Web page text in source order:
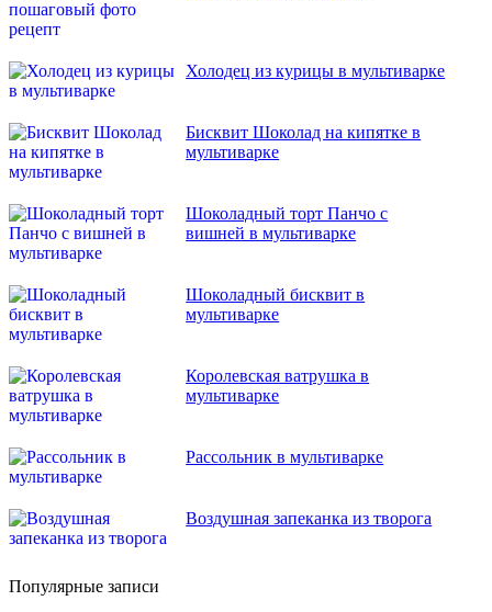
Холодец из курицы в мультиварке
Бисквит Шоколад на кипятке в
мультиварке
Шоколадный торт Панчо с
вишней в мультиварке
Шоколадный бисквит в
мультиварке
Королевская ватрушка в
мультиварке
Рассольник в мультиварке
Воздушная запеканка из творога
Популярные записи